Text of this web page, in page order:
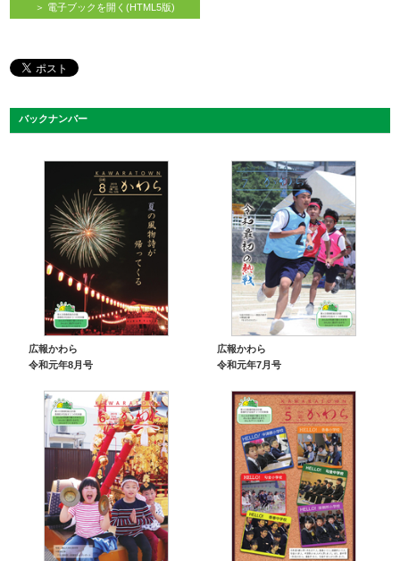
＞ 電子ブックを開く(HTML5版)
バックナンバー
広報かわら
令和元年8月号
広報かわら
令和元年7月号